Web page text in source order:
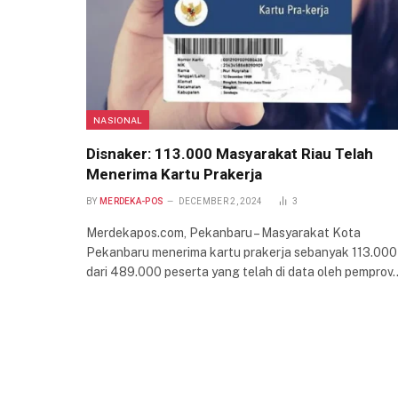
NASIONAL
Disnaker: 113.000 Masyarakat Riau Telah
Menerima Kartu Prakerja
BY MERDEKA-POS DECEMBER 2, 2024 3
Merdekapos.com, Pekanbaru – Masyarakat Kota
Pekanbaru menerima kartu prakerja sebanyak 113.000
dari 489.000 peserta yang telah di data oleh